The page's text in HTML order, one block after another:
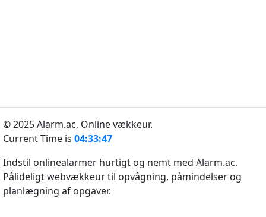
© 2025 Alarm.ac, Online vækkeur.
Current Time is 04:33:47
Indstil onlinealarmer hurtigt og nemt med Alarm.ac.
Pålideligt webvækkeur til opvågning, påmindelser og
planlægning af opgaver.